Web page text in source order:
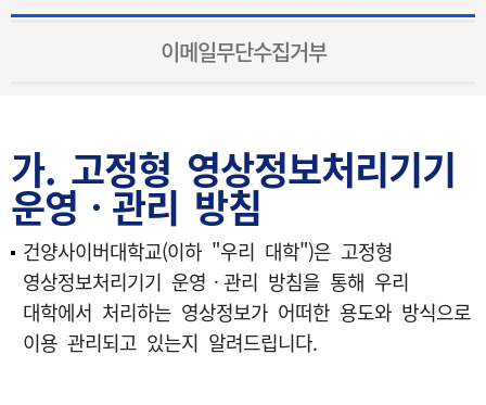
이메일무단수집거부
가. 고정형 영상정보처리기기
운영ㆍ관리 방침
건양사이버대학교(이하 "우리 대학")은 고정형
영상정보처리기기 운영ㆍ관리 방침을 통해 우리
대학에서 처리하는 영상정보가 어떠한 용도와 방식으로
이용 관리되고 있는지 알려드립니다.